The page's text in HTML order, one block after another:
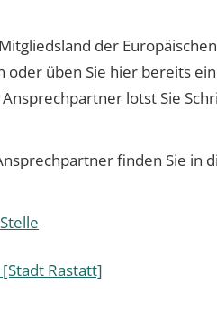
der
üben Sie hier bereits
lotst Sie
finden Sie in
Rastatt]